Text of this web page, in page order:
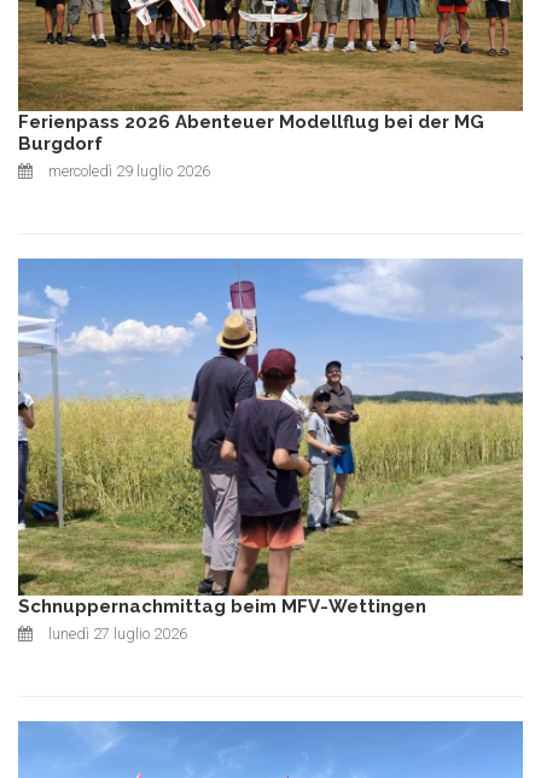
Ferienpass 2026 Abenteuer Modellflug bei der MG
Burgdorf
mercoledì 29 luglio 2026
Schnuppernachmittag beim MFV-Wettingen
lunedì 27 luglio 2026